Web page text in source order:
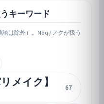
キーワード
は除外）。Noq / ノクが扱う
メイク】
67